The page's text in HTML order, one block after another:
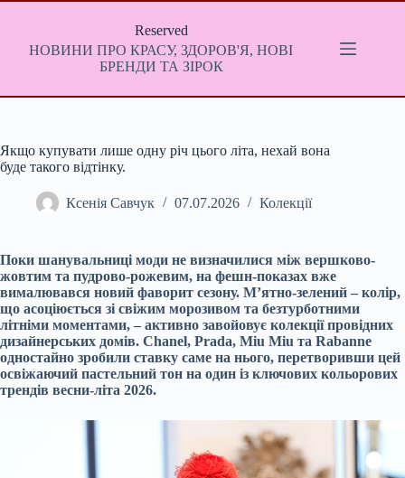
Перейти
Reserved
НОВИНИ ПРО КРАСУ, ЗДОРОВ'Я, НОВІ
БРЕНДИ ТА ЗІРОК
Якщо купувати лише одну річ цього літа, нехай вона
буде такого відтінку.
Ксенія Савчук 07.07.2026 Колекції
Поки шанувальниці моди не визначилися між вершково-
жовтим та пудрово-рожевим, на фешн-показах вже
вималювався новий фаворит сезону. М’ятно-зелений – колір,
що асоціюється зі свіжим морозивом та безтурботними
літніми моментами, – активно завойовує колекції провідних
дизайнерських домів. Chanel, Prada, Miu Miu та Rabanne
одностайно зробили ставку саме на нього, перетворивши цей
освіжаючий пастельний тон на один із ключових кольорових
трендів весни-літа 2026.